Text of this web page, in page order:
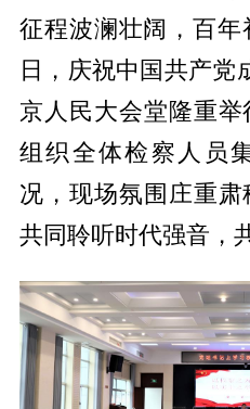
征程波澜壮阔，百
日，庆祝中国共产党
京人民大会堂隆重
组织全体检察人员
况，现场氛围庄重
共同聆听时代强音，